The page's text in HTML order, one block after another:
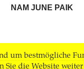
um bestmögliche
die Website
NAM JUNE PAIK